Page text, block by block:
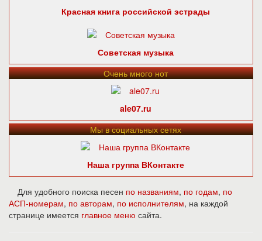
Красная книга российской эстрады
Советская музыка
Очень много нот
ale07.ru
Мы в социальных сетях
Наша группа ВКонтакте
Для удобного поиска песен по названиям, по годам, по
АСП-номерам, по авторам, по исполнителям, на каждой
странице имеется главное меню сайта.